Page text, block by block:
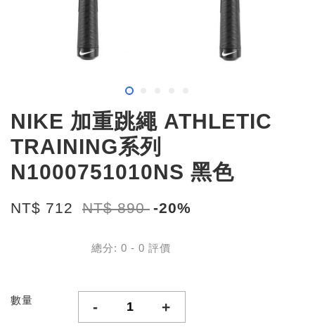
NIKE 加重跳繩 ATHLETIC
TRAINING系列
N1000751010NS 黑色
NT$ 712 NT$ 890 -20%
總分: 0 - 0 評價
數量 - +